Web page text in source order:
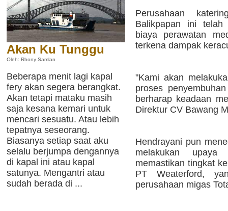
Akan Ku Tunggu
Oleh: Rhony Samlan
Beberapa menit lagi kapal
fery akan segera berangkat.
Akan tetapi mataku masih
saja kesana kemari untuk
mencari sesuatu. Atau lebih
tepatnya seseorang.
Biasanya setiap saat aku
selalu berjumpa dengannya
di kapal ini atau kapal
satunya. Mengantri atau
sudah berada di ...
Perusahaan
Balikpapan ini telah
biaya perawatan
terkena dampak
"Kami akan
proses
berharap keadaan
Direktur CV Bawang
Hendrayani pun
melakukan upaya
memastikan tingkat
PT Weaterford,
perusahaan migas